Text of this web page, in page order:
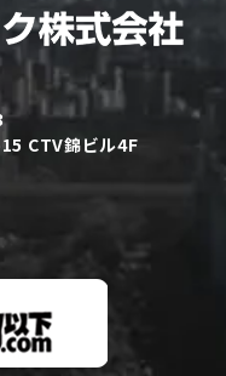
CTV錦ビル4F